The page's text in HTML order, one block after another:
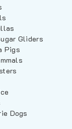
Gliders
Pigs
Dogs